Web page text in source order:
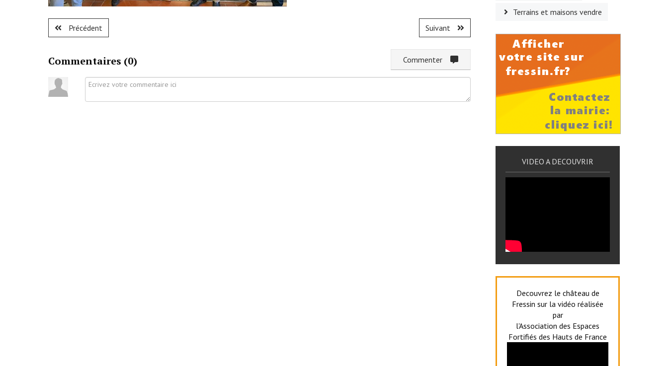
Précédent Suivant
Commentaires (0)
Terrains et maisons vendre
VIDEO A DECOUVRIR
Decouvrez le château de
Fressin sur la vidéo réalisée
par
l'Association des Espaces
Fortifiés des Hauts de France